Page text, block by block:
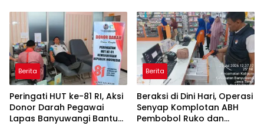
Daerah
Trenggalek
Berita
Peringati HUT ke-81 RI, Aksi
Donor Darah Pegawai
Lapas Banyuwangi Bantu
Berita
Beraksi di Dini Hari, Operasi
Senyap Komplotan ABH
Pembobol Ruko dan